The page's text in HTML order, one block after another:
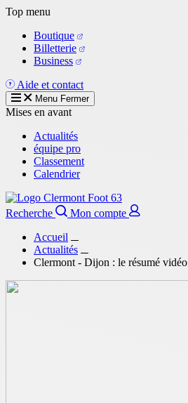
Aller
contenu
principal
Top menu
Boutique
Billetterie
Business
Aide et contact
Menu Fermer
Mises en avant
Actualités
équipe pro
Classement
Calendrier
Recherche
Mon compte
Accueil
Actualités
Clermont - Dijon : le résumé vidéo